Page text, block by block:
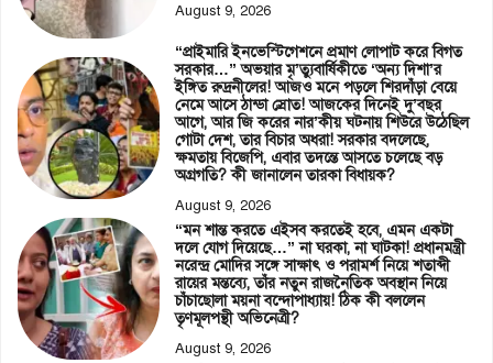
August 9, 2026
“প্রাইমারি ইনভেস্টিগেশনে প্রমাণ লোপাট করে বিগত
সরকার…” অভয়ার মৃ’ত্যুবার্ষিকীতে ‘অন্য দিশা’র
ইঙ্গিত রুদ্রনীলের! আজও মনে পড়লে শিরদাঁড়া বেয়ে
নেমে আসে ঠান্ডা স্রোত! আজকের দিনেই দু’বছর
আগে, আর জি করের নার’কীয় ঘটনায় শিউরে উঠেছিল
গোটা দেশ, তার বিচার অধরা! সরকার বদলেছে,
ক্ষমতায় বিজেপি, এবার তদন্তে আসতে চলেছে বড়
অগ্রগতি? কী জানালেন তারকা বিধায়ক?
August 9, 2026
“মন শান্ত করতে এইসব করতেই হবে, এমন একটা
দলে যোগ দিয়েছে…” না ঘরকা, না ঘাটকা! প্রধানমন্ত্রী
নরেন্দ্র মোদির সঙ্গে সাক্ষাৎ ও পরামর্শ নিয়ে শতাব্দী
রায়ের মন্তব্যে, তাঁর নতুন রাজনৈতিক অবস্থান নিয়ে
চাঁচাছোলা ময়না বন্দোপাধ্যায়! ঠিক কী বললেন
তৃণমূলপন্থী অভিনেত্রী?
August 9, 2026